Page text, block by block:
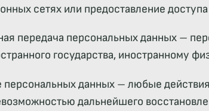
сетях или предоставление
передача персональных данных –
государства, иностранному
персональных данных – любые
дальнейшего